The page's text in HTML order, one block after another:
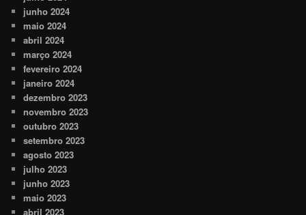
junho 2024
maio 2024
abril 2024
março 2024
fevereiro 2024
janeiro 2024
dezembro 2023
novembro 2023
outubro 2023
setembro 2023
agosto 2023
julho 2023
junho 2023
maio 2023
abril 2023